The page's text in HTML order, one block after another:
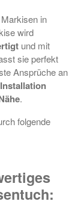
in
wird
und mit
sie perfekt
Ansprüche an
Installation
.
folgende